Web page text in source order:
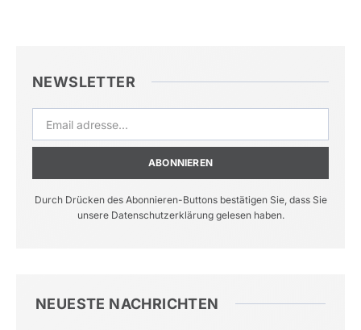
NEWSLETTER
ABONNIEREN
Durch Drücken des Abonnieren-Buttons bestätigen Sie, dass Sie
unsere Datenschutzerklärung gelesen haben.
NEUESTE NACHRICHTEN